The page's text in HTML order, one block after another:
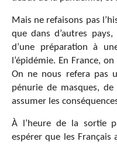
Mais ne refaisons pas
que dans d’autres pays,
d’une préparation à
l’épidémie. En France,
On ne nous refera pas
pénurie de masques,
assumer les
À l’heure de la sortie
espérer que les